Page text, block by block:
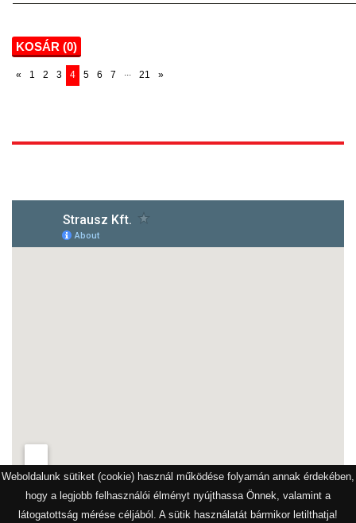
Weboldalunk sütiket (cookie) használ működése folyamán annak érdekében,
hogy a legjobb felhasználói élményt nyújthassa Önnek, valamint a
látogatottság mérése céljából. A sütik használatát bármikor letilthatja!
KOSÁR (0)
« 1 2 3 4 5 6 7 ... 21 »